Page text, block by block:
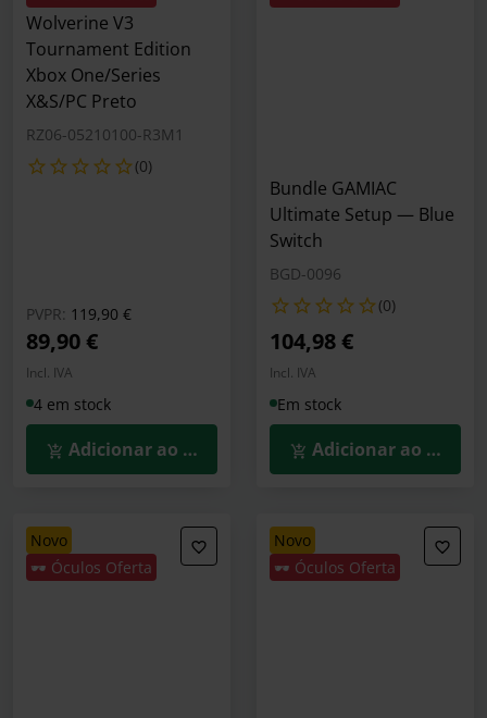
Wolverine V3
Tournament Edition
Xbox One/Series
X&S/PC Preto
RZ06-05210100-R3M1
(0)
PVPR: Preço reduzido de
119,90 €para
89,90 €
Incl. IVA
4 em stock
Adicionar ao Carrinho
Bundle GAMIAC
Ultimate Setup — Blue
Switch
BGD-0096
(0)
104,98 €
Incl. IVA
Em stock
Adicionar ao
novo
🕶️ Óculos Oferta
novo
🕶️ Óculos Oferta